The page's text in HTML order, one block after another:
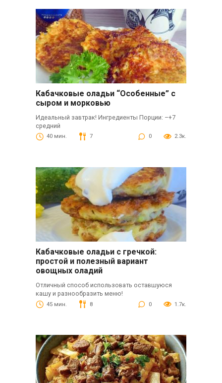
Кабачковые оладьи “Особенные” с
сыром и морковью
Идеальный завтрак! Ингредиенты Порции: –+7
средний
40 мин. 7 0 2.3к.
Кабачковые оладьи с гречкой:
простой и полезный вариант
овощных оладий
Отличный способ использовать оставшуюся
кашу и разнообразить меню!
45 мин. 8 0 1.7к.